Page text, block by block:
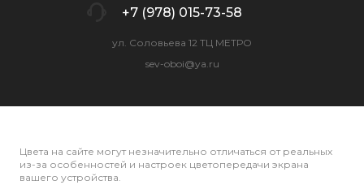
+7 (978) 015-73-58
ул. Соловьева 12 ТЦ МЕТРО
sev-oboi@ya.ru
Цвета на сайте могут незначительно отличаться от реальных
из-за особенностей и настроек цветопередачи экрана
вашего устройства.